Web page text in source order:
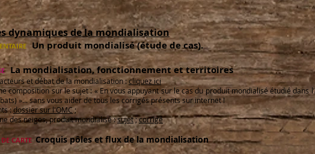
dynamiques de la mondialisation
Un produit mondialisé (étude de cas).
La mondialisation, fonctionnement et territoires
et débat de la mondialisation :cliquez ici
composition sur le sujet : « En vous appuyant sur le cas du produit mondialisé étudié
»... sans vous aider de tous les corrigés présents sur internet !
:dossier sur l'OMC;
des neiges, produit mondialisé :sujet;corrigé
CARTE Croquis pôles et flux de la mondialisation